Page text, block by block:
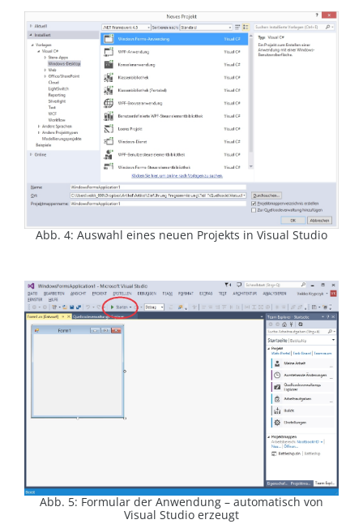
Abb. 4: Auswahl eines neuen Projekts in Visual Studio
Abb. 5: Formular der Anwendung – automatisch von
Visual Studio erzeugt